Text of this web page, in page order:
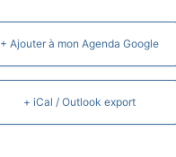
+ Ajouter à mon Agenda Google
+ iCal / Outlook export